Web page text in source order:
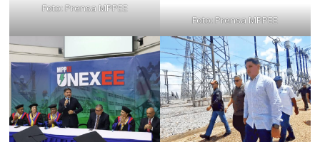
Foto: Prensa MPPEE
Foto: Prensa MPPEE